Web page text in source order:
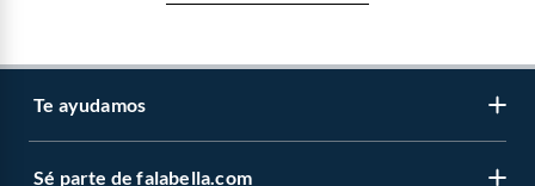
Te ayudamos
Atención por WhatsApp
Sé parte de falabella.com